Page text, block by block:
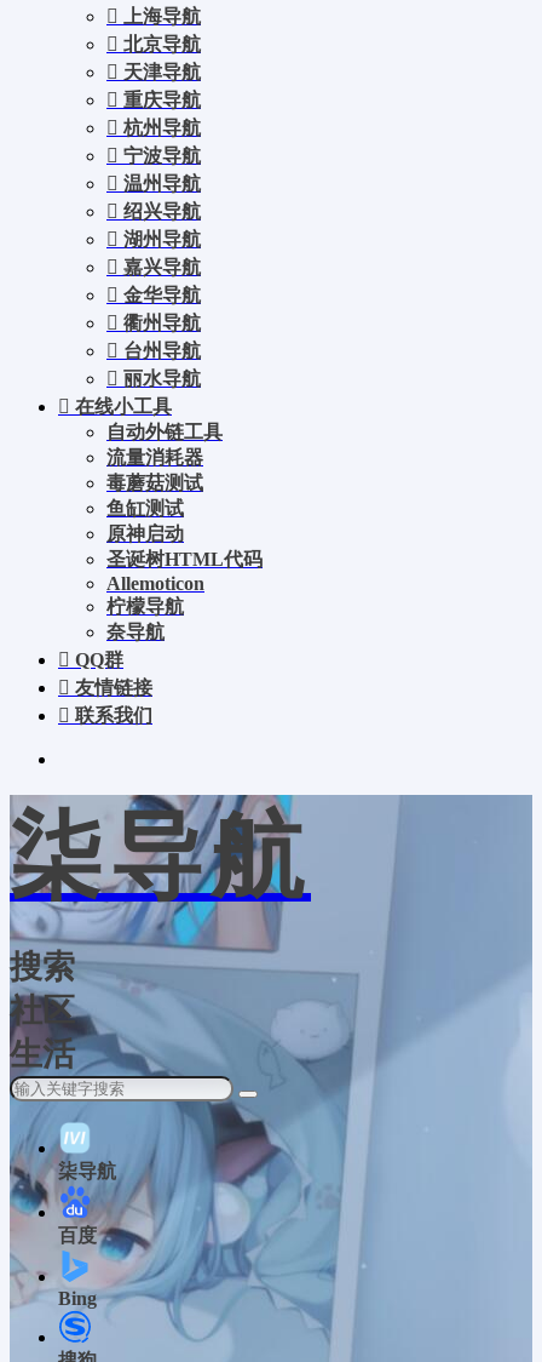
上海导航
北京导航
天津导航
重庆导航
杭州导航
宁波导航
温州导航
绍兴导航
湖州导航
嘉兴导航
金华导航
衢州导航
台州导航
丽水导航
在线小工具
自动外链工具
流量消耗器
毒蘑菇测试
鱼缸测试
原神启动
圣诞树HTML代码
Allemoticon
柠檬导航
奈导航
QQ群
友情链接
联系我们
柒导航
搜索
社区
生活
柒导航
百度
Bing